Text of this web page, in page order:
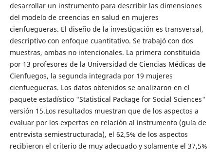
desarrollar un instrumento para describir las dimensiones
del modelo de creencias en salud en mujeres
cienfuegueras. El diseño de la investigación es transversal,
descriptivo con enfoque cuantitativo. Se trabajó con dos
muestras, ambas no intencionales. La primera constituida
por 13 profesores de la Universidad de Ciencias Médicas de
Cienfuegos, la segunda integrada por 19 mujeres
cienfuegueras. Los datos obtenidos se analizaron en el
paquete estadístico "Statistical Package for Social Sciences"
versión 15.Los resultados muestran que de los aspectos a
evaluar por los expertos en relación al instrumento (guía de
entrevista semiestructurada), el 62,5% de los aspectos
recibieron el criterio de muy adecuado y solamente el 37,5%